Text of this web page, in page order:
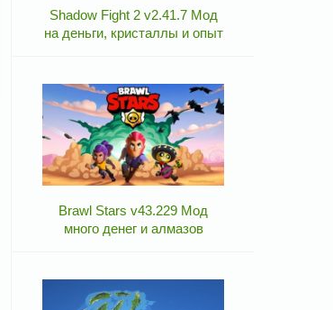
Shadow Fight 2 v2.41.7 Мод
на деньги, кристаллы и опыт
Brawl Stars v43.229 Мод
много денег и алмазов